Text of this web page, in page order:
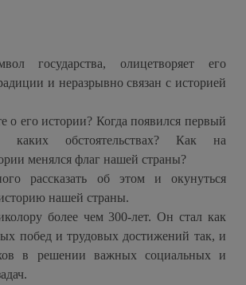
государства, олицетворяет его
и неразрывно связан с историей
о его истории? Когда появился первый
каких обстоятельствах? Как на
менялся флаг нашей страны?
рассказать об этом и окунуться
нашей страны.
более чем 300‑лет. Он стал как
побед и трудовых достижений так, и
в решении важных социальных и